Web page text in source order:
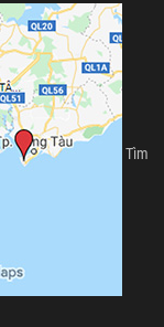
Tìm